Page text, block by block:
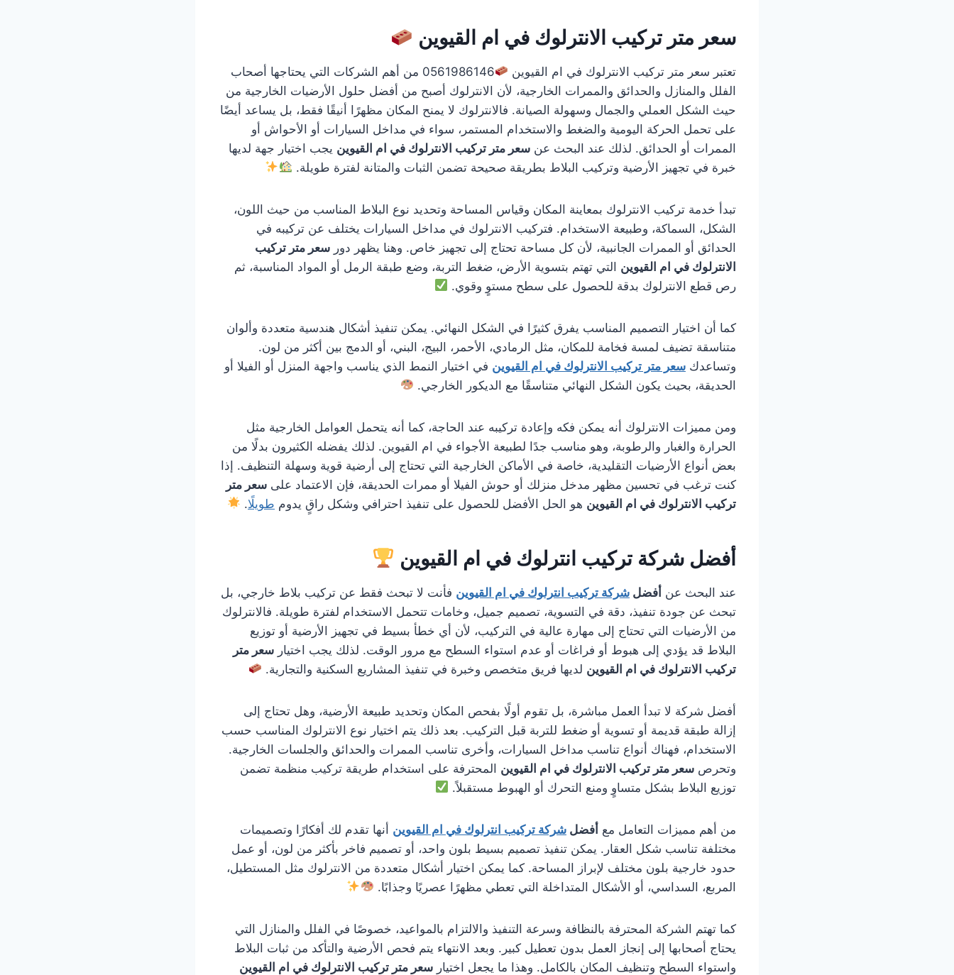
سعر متر تركيب الانترلوك في ام القيوين
تعتبر سعر متر تركيب الانترلوك في ام القيوين
0561986146 من أهم الشركات التي يحتاجها أصحاب
الفلل والمنازل والحدائق والممرات الخارجية، لأن الانترلوك أصبح من أفضل حلول الأرضيات الخارجية من
حيث الشكل العملي والجمال وسهولة الصيانة. فالانترلوك لا يمنح المكان مظهرًا أنيقًا فقط، بل يساعد أيضًا
على تحمل الحركة اليومية والضغط والاستخدام المستمر، سواء في مداخل السيارات أو الأحواش أو
الممرات أو الحدائق. لذلك عند البحث عن سعر متر تركيب الانترلوك في ام القيوين يجب اختيار جهة لديها
خبرة في تجهيز الأرضية وتركيب البلاط بطريقة صحيحة تضمن الثبات والمتانة لفترة طويلة.
تبدأ خدمة تركيب الانترلوك بمعاينة المكان وقياس المساحة وتحديد نوع البلاط المناسب من حيث اللون،
الشكل، السماكة، وطبيعة الاستخدام. فتركيب الانترلوك في مداخل السيارات يختلف عن تركيبه في
الحدائق أو الممرات الجانبية، لأن كل مساحة تحتاج إلى تجهيز خاص. وهنا يظهر دور سعر متر تركيب
الانترلوك في ام القيوين التي تهتم بتسوية الأرض، ضغط التربة، وضع طبقة الرمل أو المواد المناسبة، ثم
رص قطع الانترلوك بدقة للحصول على سطح مستوٍ وقوي.
كما أن اختيار التصميم المناسب يفرق كثيرًا في الشكل النهائي. يمكن تنفيذ أشكال هندسية متعددة وألوان
متناسقة تضيف لمسة فخامة للمكان، مثل الرمادي، الأحمر، البيج، البني، أو الدمج بين أكثر من لون.
وتساعدك سعر متر تركيب الانترلوك في ام القيوين في اختيار النمط الذي يناسب واجهة المنزل أو الفيلا أو
الحديقة، بحيث يكون الشكل النهائي متناسقًا مع الديكور الخارجي.
ومن مميزات الانترلوك أنه يمكن فكه وإعادة تركيبه عند الحاجة، كما أنه يتحمل العوامل الخارجية مثل
الحرارة والغبار والرطوبة، وهو مناسب جدًا لطبيعة الأجواء في ام القيوين. لذلك يفضله الكثيرون بدلًا من
بعض أنواع الأرضيات التقليدية، خاصة في الأماكن الخارجية التي تحتاج إلى أرضية قوية وسهلة التنظيف. إذا
كنت ترغب في تحسين مظهر مدخل منزلك أو حوش الفيلا أو ممرات الحديقة، فإن الاعتماد على سعر متر
تركيب الانترلوك في ام القيوين هو الحل الأفضل للحصول على تنفيذ احترافي وشكل راقٍ يدوم طويلًا.
أفضل شركة تركيب انترلوك في ام القيوين
عند البحث عن أفضل شركة تركيب انترلوك في ام القيوين فأنت لا تبحث فقط عن تركيب بلاط خارجي، بل
تبحث عن جودة تنفيذ، دقة في التسوية، تصميم جميل، وخامات تتحمل الاستخدام لفترة طويلة. فالانترلوك
من الأرضيات التي تحتاج إلى مهارة عالية في التركيب، لأن أي خطأ بسيط في تجهيز الأرضية أو توزيع
البلاط قد يؤدي إلى هبوط أو فراغات أو عدم استواء السطح مع مرور الوقت. لذلك يجب اختيار سعر متر
تركيب الانترلوك في ام القيوين لديها فريق متخصص وخبرة في تنفيذ المشاريع السكنية والتجارية.
أفضل شركة لا تبدأ العمل مباشرة، بل تقوم أولًا بفحص المكان وتحديد طبيعة الأرضية، وهل تحتاج إلى
إزالة طبقة قديمة أو تسوية أو ضغط للتربة قبل التركيب. بعد ذلك يتم اختيار نوع الانترلوك المناسب حسب
الاستخدام، فهناك أنواع تناسب مداخل السيارات، وأخرى تناسب الممرات والحدائق والجلسات الخارجية.
وتحرص سعر متر تركيب الانترلوك في ام القيوين المحترفة على استخدام طريقة تركيب منظمة تضمن
توزيع البلاط بشكل متساوٍ ومنع التحرك أو الهبوط مستقبلاً.
من أهم مميزات التعامل مع أفضل شركة تركيب انترلوك في ام القيوين أنها تقدم لك أفكارًا وتصميمات
مختلفة تناسب شكل العقار. يمكن تنفيذ تصميم بسيط بلون واحد، أو تصميم فاخر بأكثر من لون، أو عمل
حدود خارجية بلون مختلف لإبراز المساحة. كما يمكن اختيار أشكال متعددة من الانترلوك مثل المستطيل،
المربع، السداسي، أو الأشكال المتداخلة التي تعطي مظهرًا عصريًا وجذابًا.
كما تهتم الشركة المحترفة بالنظافة وسرعة التنفيذ والالتزام بالمواعيد، خصوصًا في الفلل والمنازل التي
يحتاج أصحابها إلى إنجاز العمل بدون تعطيل كبير. وبعد الانتهاء يتم فحص الأرضية والتأكد من ثبات البلاط
واستواء السطح وتنظيف المكان بالكامل. وهذا ما يجعل اختيار سعر متر تركيب الانترلوك في ام القيوين